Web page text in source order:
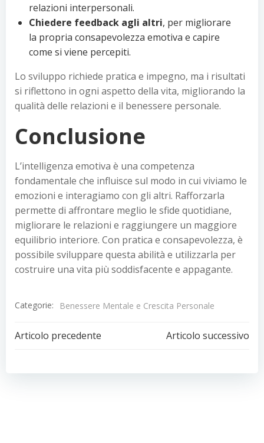
relazioni interpersonali.
Chiedere feedback agli altri, per migliorare
la propria consapevolezza emotiva e capire
come si viene percepiti.
Lo sviluppo richiede pratica e impegno, ma i risultati
si riflettono in ogni aspetto della vita, migliorando la
qualità delle relazioni e il benessere personale.
Conclusione
L’intelligenza emotiva è una competenza
fondamentale che influisce sul modo in cui viviamo le
emozioni e interagiamo con gli altri. Rafforzarla
permette di affrontare meglio le sfide quotidiane,
migliorare le relazioni e raggiungere un maggiore
equilibrio interiore. Con pratica e consapevolezza, è
possibile sviluppare questa abilità e utilizzarla per
costruire una vita più soddisfacente e appagante.
Categorie: Benessere Mentale e Crescita Personale
Navigazione
articoli
Articolo precedente
Navigazione
articoli
Articolo successivo